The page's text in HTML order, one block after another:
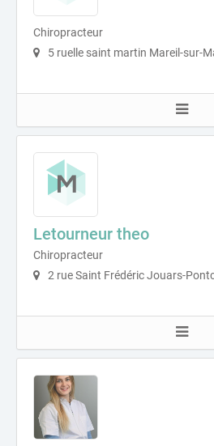
Chiropracteur
5 ruelle saint martin Mareil-sur-
Letourneur theo
Chiropracteur
2 rue Saint Frédéric Jouars-